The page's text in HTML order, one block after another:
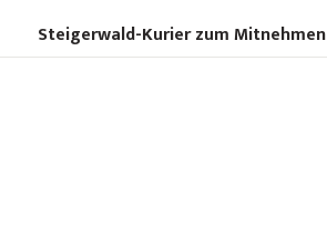
Steigerwald-Kurier zum Mitnehmen